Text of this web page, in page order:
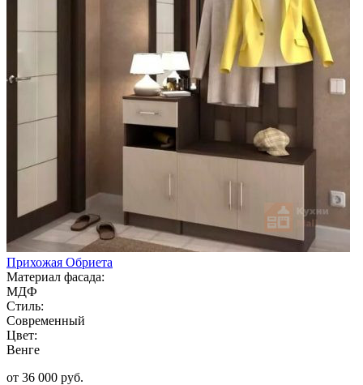
Прихожая Обриета
Материал фасада:
МДФ
Стиль:
Современный
Цвет:
Венге
от 36 000 руб.